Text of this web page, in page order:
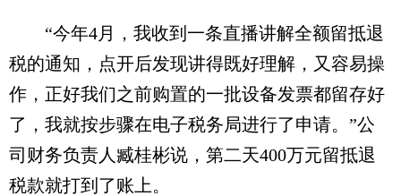
“今年4月，我收到一条直播讲解全额留抵退
税的通知，点开后发现讲得既好理解，又容易操
作，正好我们之前购置的一批设备发票都留存好
了，我就按步骤在电子税务局进行了申请。”公
司财务负责人臧桂彬说，第二天400万元留抵退
税款就打到了账上。